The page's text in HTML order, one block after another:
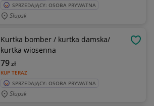
SPRZEDAJĄCY: OSOBA PRYWATNA
Słupsk
Kurtka bomber / kurtka damska/
kurtka wiosenna
KUP TERAZ
79zł
SPRZEDAJĄCY: OSOBA PRYWATNA
Słupsk